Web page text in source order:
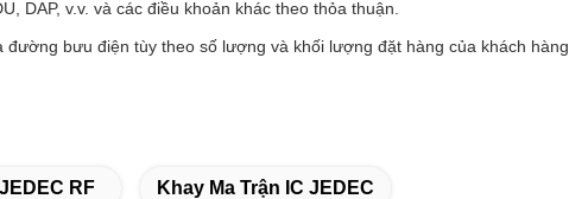
DAP, v.v. và các điều khoản khác theo thỏa thuận.
bưu điện tùy theo số lượng và khối lượng đặt hàng của khách hàng.
RF Khay Ma Trận IC JEDEC